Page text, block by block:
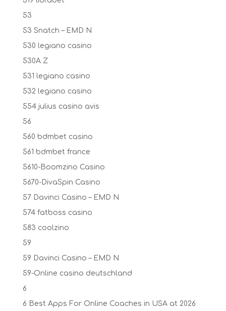
53
53 Snatch – EMD N
530 legiano casino
530A Z
531 legiano casino
532 legiano casino
554 julius casino avis
56
560 bdmbet casino
561 bdmbet france
5610-Boomzino Casino
5670-DivaSpin Casino
57 Davinci Casino – EMD N
574 fatboss casino
583 coolzino
59
59 Davinci Casino – EMD N
59-Online casino deutschland
6
6 Best Apps For Online Coaches in USA at 2026